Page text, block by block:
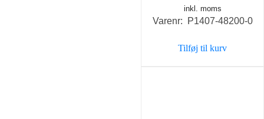
inkl. moms
Varenr: P1407-48200-0
Tilføj til kurv